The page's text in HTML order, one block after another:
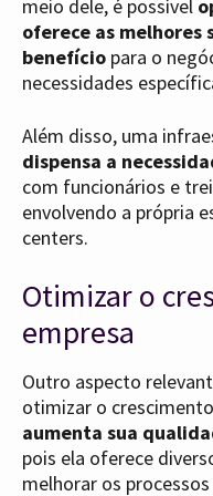
meio dele, é possível
oferece as melhores
benefício para o
necessidades
Além disso, uma
dispensa a
com funcionários e
envolvendo a própria
centers.
Otimizar o
empresa
Outro aspecto
otimizar o
aumenta sua
pois ela oferece
melhorar os